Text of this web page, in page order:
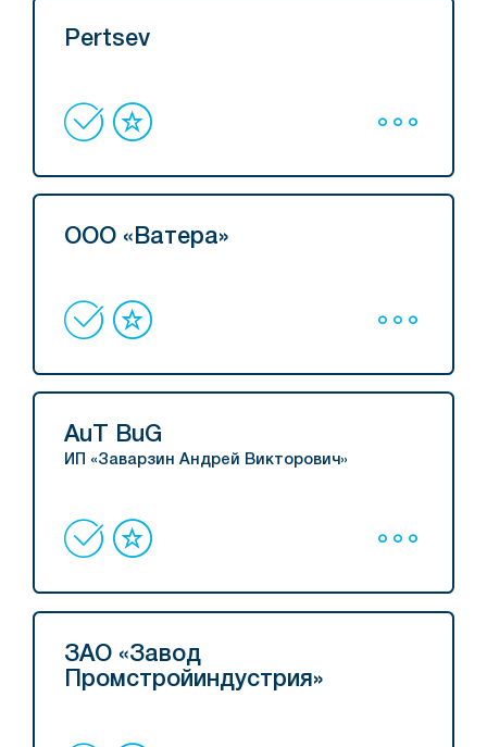
Pertsev
ООО «Ватера»
AuT BuG
ИП «Заварзин Андрей Викторович»
ЗАО «Завод
Промстройиндустрия»